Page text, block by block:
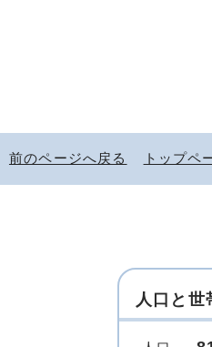
前のページへ戻る トップペ
人口と世